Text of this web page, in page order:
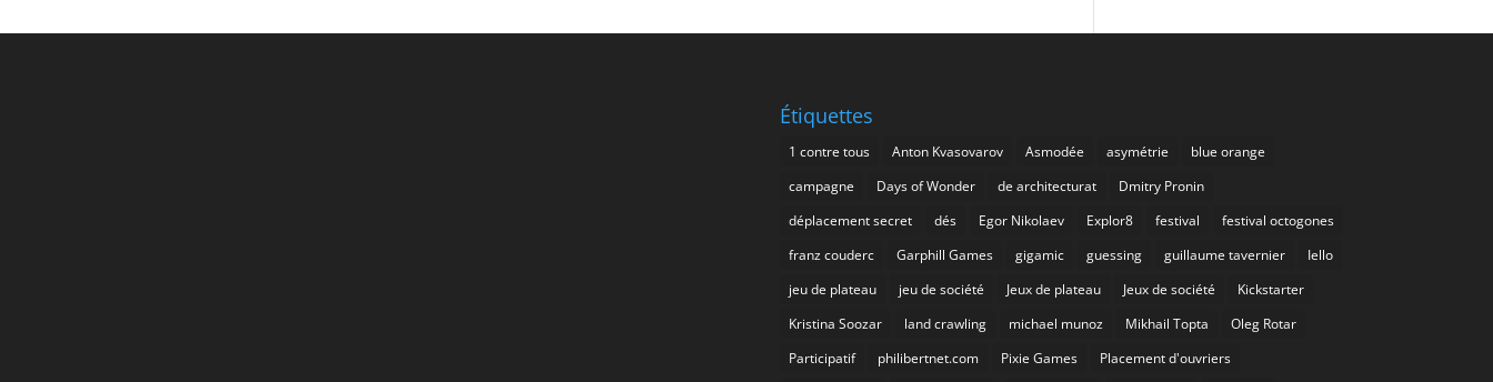
Étiquettes
1 contre tous Anton Kvasovarov Asmodée asymétrie
blue orange
campagne
Days of Wonder de architecturat
Dmitry Pronin
déplacement secret
dés Egor Nikolaev Explor8 festival
festival octogones
franz couderc
Garphill Games gigamic guessing guillaume tavernier
Iello
jeu de plateau
jeu de société Jeux de plateau Jeux de société
Kickstarter
Kristina Soozar
land crawling michael munoz Mikhail Topta
Oleg Rotar
Participatif
philibertnet.com Pixie Games Placement d'ouvriers